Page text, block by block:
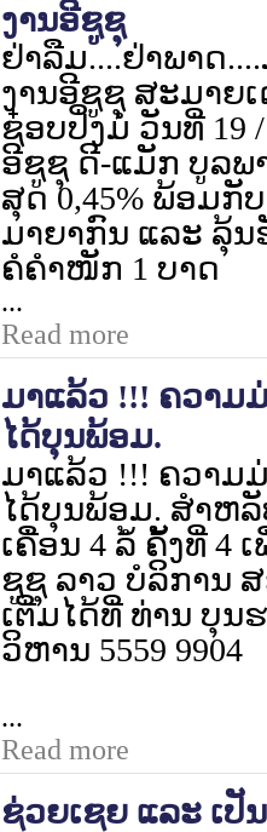
ງານອີຊູຊຸ
ຢ່າລືມ....ຢ່າພາດ
ງານອີຊູຊຸ ສະມາຍ
ຊ໋ອບປິ່ງມໍ ວັນທີ່ 19
ອີຊູຊຸ ດີ-ແມັກ ບູລພ
ສຸດ 0,45% ພ້ອມກັ
ມາຍາກົນ ແລະ ລຸ້ນ
ຄໍຄຳໜັກ 1 ບາດ
...
Read more
ມາແລ້ວ !!! ຄວາມ
ໄດ້ບຸນພ້ອມ.
ມາແລ້ວ !!! ຄວາມ
ໄດ້ບຸນພ້ອມ. ສຳຫ
ເຄື່ອນ 4 ລໍ້ ຄັ້ງທີ່4
ຊູຊຸ ລາວ ບໍລິການ
ເຕີ່ມໄດ້ທີ່ ທ່ານ ບຸນ
ວິຫານ 5559 9904
...
Read more
ຊ່ວຍເຊຍ ແລະ ເປັ